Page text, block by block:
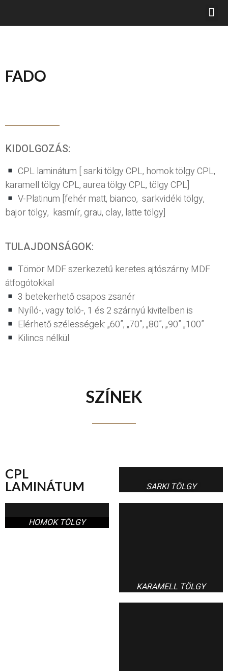
FADO
KIDOLGOZÁS:
CPL laminátum [ sarki tölgy CPL, homok tölgy CPL,
karamell tölgy CPL, aurea tölgy CPL, tölgy CPL]
V-Platinum [fehér matt, bianco, sarkvidéki tölgy,
bajor tölgy, kasmír, grau, clay, latte tölgy]
TULAJDONSÁGOK:
Tömör MDF szerkezetű keretes ajtószárny MDF
átfogótokkal
3 betekerhető csapos zsanér
Nyíló-, vagy toló-, 1 és 2 szárnyú kivitelben is
Elérhető szélességek: „60”, „70”, „80”, „90” „100”
Kilincs nélkül
SZÍNEK
CPL
LAMINÁTUM
SARKI TÖLGY
HOMOK TÖLGY
KARAMELL TÖLGY